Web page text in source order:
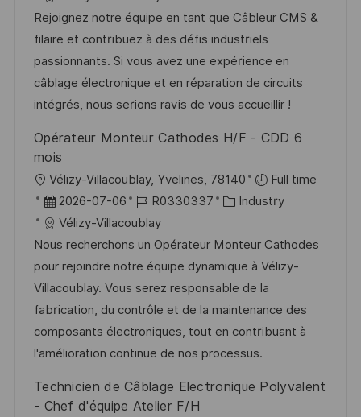
t
u
m
d
e
V
ö
f
c
h
b
-
I
D
t
e
g
o
r
e
Rejoignez notre équipe en tant que Câbleur CMS &
filaire et contribuez à des défis industriels
passionnants. Si vous avez une expérience en
câblage électronique et en réparation de circuits
intégrés, nous serions ravis de vous accueillir !
Opérateur Monteur Cathodes H/F - CDD 6
mois
O
r
t
Vélizy-Villacoublay, Yvelines, 78140
Full time
D
a
t
u
m
d
e
r
e
2026-07-06
J
o
b
-
I
D
R0330337
K
t
e
g
o
r
i
Industry
Vélizy-Villacoublay
Nous recherchons un Opérateur Monteur Cathodes
pour rejoindre notre équipe dynamique à Vélizy-
Villacoublay. Vous serez responsable de la
fabrication, du contrôle et de la maintenance des
composants électroniques, tout en contribuant à
l'amélioration continue de nos processus.
Technicien de Câblage Electronique Polyvalent
- Chef d'équipe Atelier F/H